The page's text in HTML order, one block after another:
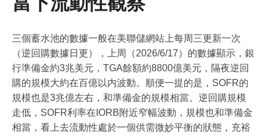
三個蓄水池的數據一般在美聯儲網站上每周三更新一次
（逆回購數據日更），上周（2026/6/17）的數據顯示，銀
行準備金約3兆美元，TGA餘額約8800億美元，隔夜逆回
購的規模大約在百億以内波動。順便一提的是，SOFR的
規模也是3兆億左右，和準備金的規模相當。逆回購規模
走低，SOFR利率在IORB附近窄幅波動，規模也和準備金
相當，看上去流動性處於一個供需微妙平衡的狀態，充裕